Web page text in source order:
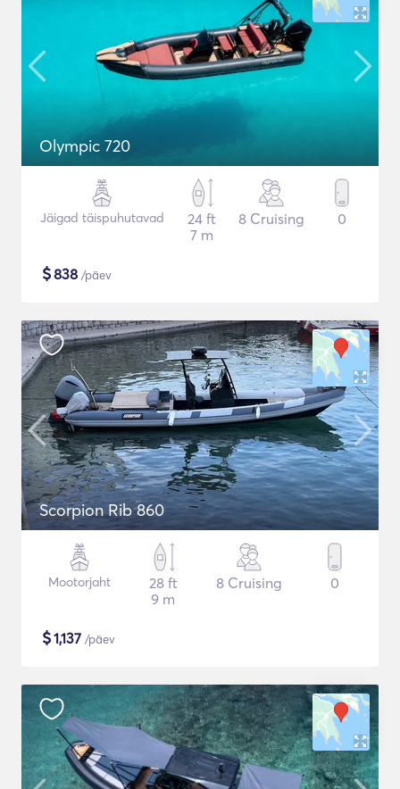
Olympic 720
Jäigad täispuhutavad
24 ft
7 m
8 Cruising 0
$838 /päev
Scorpion Rib 860
Mootorjaht
28 ft
9 m
8 Cruising 0
$1,137 /päev